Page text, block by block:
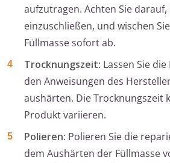
aufzutragen. Achten Sie
einzuschließen, und wischen
Füllmasse sofort ab.
Trocknungszeit: Lassen Sie
den Anweisungen des
aushärten. Die Trocknungszeit
Produkt variieren.
Polieren: Polieren Sie die
dem Aushärten der Füllmasse